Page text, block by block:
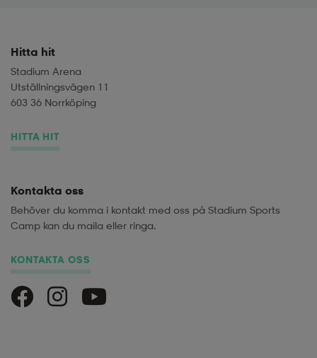
Hitta hit
Stadium Arena
Utställningsvägen 11
603 36 Norrköping
HITTA HIT
Kontakta oss
Behöver du komma i kontakt med oss på Stadium Sports
Camp kan du maila eller ringa.
KONTAKTA OSS
Stadium Sports Camp på Facebook
Stadium Sports Camp på Instagram